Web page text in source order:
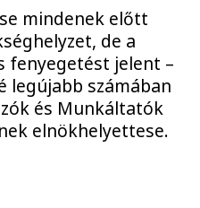
mindenek előtt
de a
fenyegetést jelent –
legújabb számában
és Munkáltatók
elnökhelyettese.